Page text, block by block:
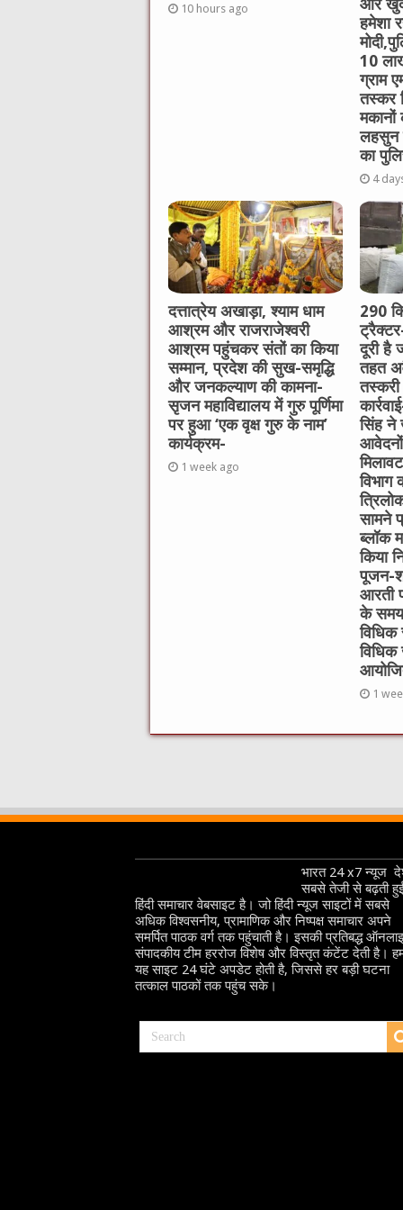
10 hours ago
और
हमेशा
10
ग्राम
तस्कर
मकानों
लहसुन
का
4
दत्तात्रेय अखाड़ा, श्याम धाम
आश्रम और राजराजेश्वरी
आश्रम पहुंचकर संतों का किया
सम्मान, प्रदेश की सुख-समृद्धि
और जनकल्याण की कामना-
सृजन महाविद्यालय में गुरु पूर्णिमा
पर हुआ ‘एक वृक्ष गुरु के नाम’
कार्यक्रम-
1 week ago
290
दूरी है
तहत
तस्करी
सिंह ने
विभाग
सामने
ब्लॉक
किया
पूजन-
आरती
के समय
विधिक
विधिक
1
भारत 24 x7 न्यूज
सबसे तेजी से बढ़ती
हिंदी समाचार वेबसाइट है। जो हिंदी न्यूज साइटों में सबसे
अधिक विश्वसनीय, प्रामाणिक और निष्पक्ष समाचार अपने
समर्पित पाठक वर्ग तक पहुंचाती है। इसकी प्रतिबद्ध
संपादकीय टीम हररोज विशेष और विस्तृत कंटेंट देती है।
यह साइट 24 घंटे अपडेट होती है, जिससे हर बड़ी घटना
तत्काल पाठकों तक पहुंच सके।